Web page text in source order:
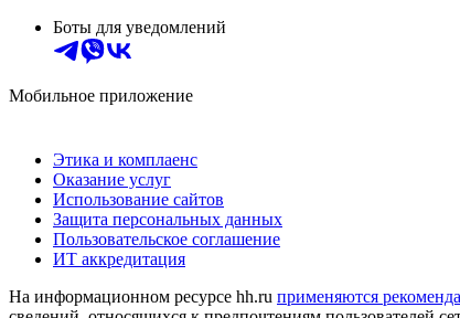
Боты для уведомлений
Мобильное приложение
Этика и комплаенс
Оказание услуг
Использование сайтов
Защита персональных данных
Пользовательское соглашение
ИТ аккредитация
На информационном ресурсе hh.ru применяются